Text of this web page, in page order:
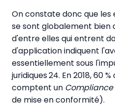
On constate donc que
se sont globalement bien
d'entre elles qui entrent
d'application indiquent
essentiellement sous
juridiques 24. En 2018, 60
comptent un
de mise en conformité).